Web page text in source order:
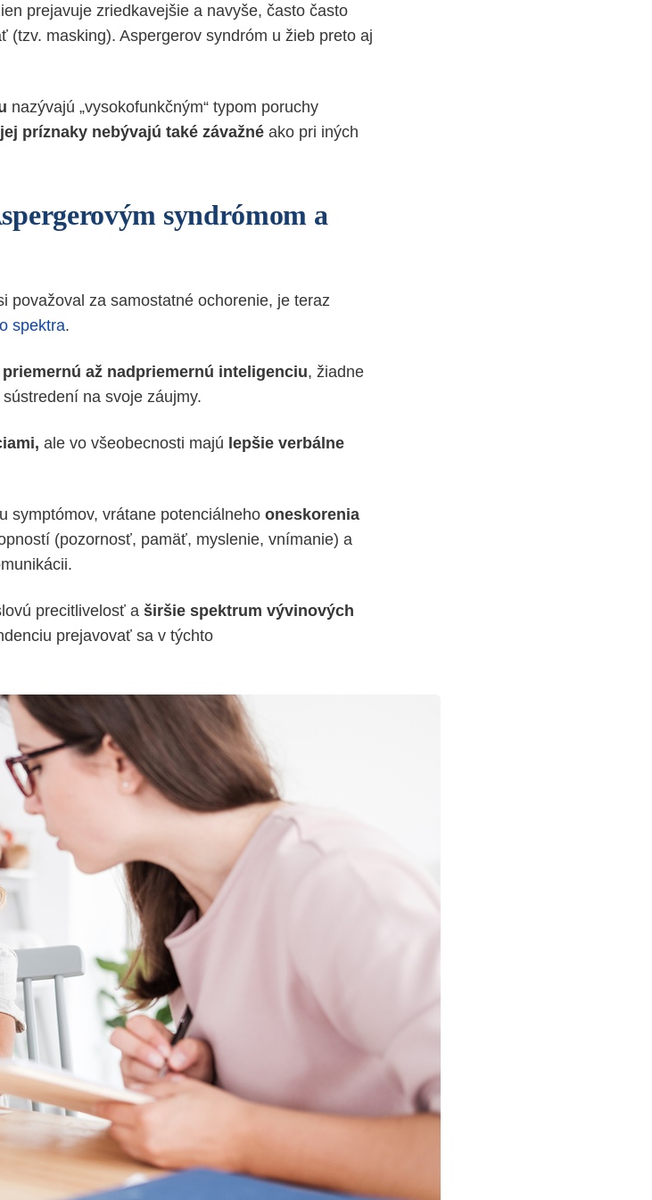
prejavuje zriedkavejšie a navyše, často často
(tzv. masking). Aspergerov syndróm u žieb preto aj
nazývajú „vysokofunkčným“ typom poruchy
jej príznaky nebývajú také závažné ako pri iných
syndrómom a
považoval za samostatné ochorenie, je teraz
spektra.
priemernú až nadpriemernú inteligenciu, žiadne
na svoje záujmy.
ale vo všeobecnosti majú lepšie verbálne
symptómov, vrátane potenciálneho oneskorenia
(pozornosť, pamäť, myslenie, vnímanie) a
precitlivelosť a širšie spektrum vývinových
prejavovať sa v týchto